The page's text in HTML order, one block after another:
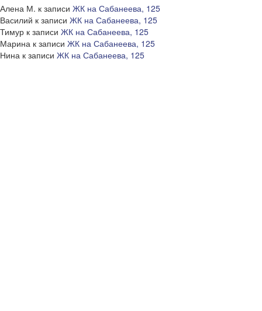
Алена М. к записи ЖК на Сабанеева, 125
Василий к записи ЖК на Сабанеева, 125
Тимур к записи ЖК на Сабанеева, 125
Марина к записи ЖК на Сабанеева, 125
Нина к записи ЖК на Сабанеева, 125